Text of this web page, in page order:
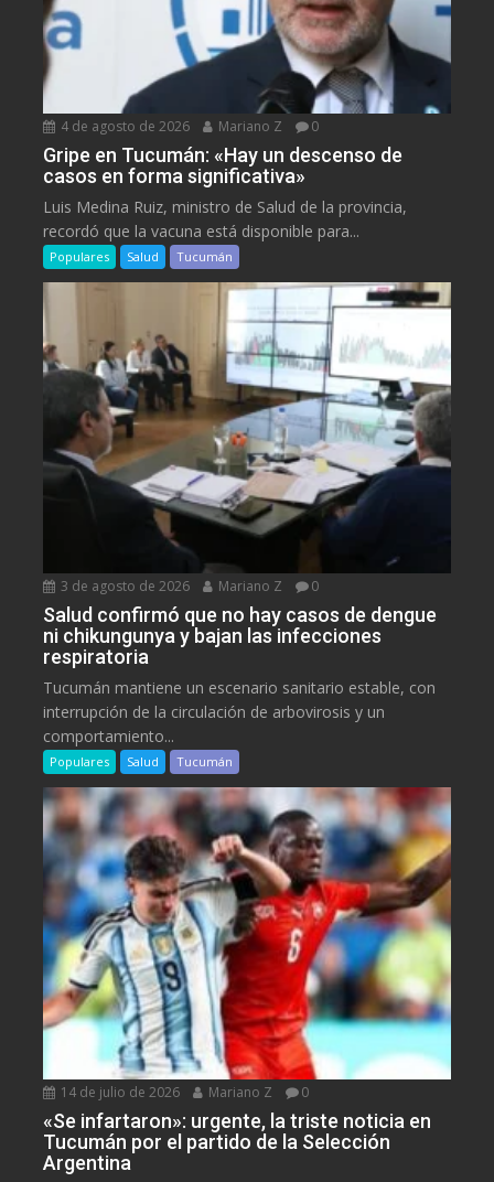
4 de agosto de 2026 Mariano Z 0
Gripe en Tucumán: «Hay un descenso de
casos en forma significativa»
Luis Medina Ruiz, ministro de Salud de la provincia,
recordó que la vacuna está disponible para...
Populares Salud Tucumán
3 de agosto de 2026 Mariano Z 0
Salud confirmó que no hay casos de dengue
ni chikungunya y bajan las infecciones
respiratoria
Tucumán mantiene un escenario sanitario estable, con
interrupción de la circulación de arbovirosis y un
comportamiento...
Populares Salud Tucumán
14 de julio de 2026 Mariano Z 0
«Se infartaron»: urgente, la triste noticia en
Tucumán por el partido de la Selección
Argentina